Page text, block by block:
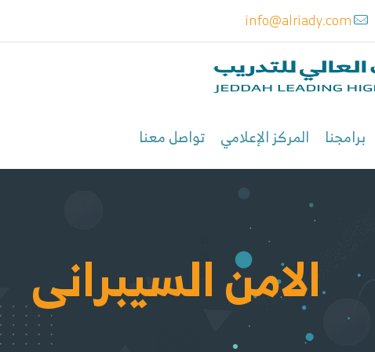
info@alriady.com
برامجنا المركز الإعلامي تواصل معنا
الامن السيبرانى